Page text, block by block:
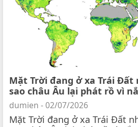
Mặt Trời đang ở xa Trái
sao châu Âu lại phát rồ vì
dumien - 02/07/2026
Mặt Trời đang ở xa Trái Đất